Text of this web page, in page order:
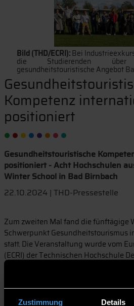
Zustimmung Details
Bild (THD/ECRI):Bei
die Studierenden
gesundheitstouristische Angebot
Kompetenz
positioniert
Gesundheitstouristische
positioniert - Acht Hochschulen
Winter School in Bad Birnbach
22.10.2024 | THD-Pressestelle
Zum zweiten Mal fand die fünftägige
Schwerpunkt Gesundheitstourismus
statt. Die Veranstaltung wurde vom
(ECRI) der Technischen Hochschule
organisiert. Im Rahmen der
und Lehrende von acht
um gemeinsam an innovativen
arbeiten.